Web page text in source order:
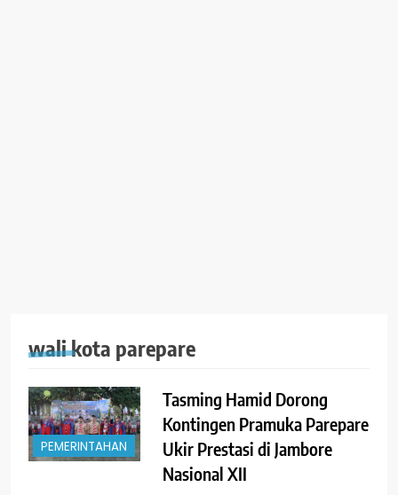
wali kota parepare
PEMERINTAHAN
Tasming Hamid Dorong
Kontingen Pramuka Parepare
Ukir Prestasi di Jambore
Nasional XII